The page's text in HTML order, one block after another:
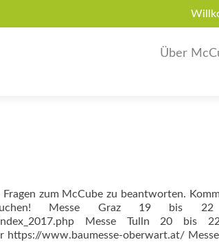
Über
zum McCube zu beantworten.
Messe Graz 19 bis 22
index_2017.php Messe Tulln 20 bis
www.baumesse-oberwart.at/